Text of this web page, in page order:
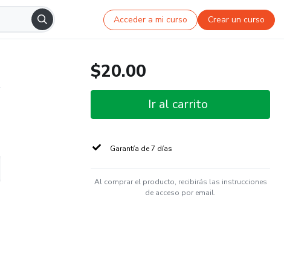
Acceder a mi curso Crear un curso
$20.00
Ir al carrito
Garantía de 7 días
Al comprar el producto, recibirás las instrucciones
de acceso por email.